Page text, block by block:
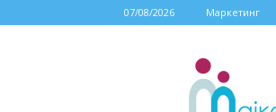
07/08/2026 Маркетинг
МАЈКА
ДЕТЕ